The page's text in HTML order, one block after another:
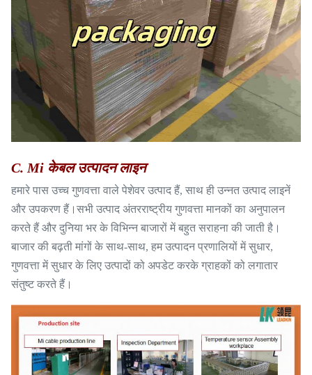
C. Mi केबल उत्पादन लाइन
हमारे पास उच्च गुणवत्ता वाले पेशेवर उत्पाद हैं, साथ ही उन्नत उत्पाद लाइनें
और उपकरण हैं।सभी उत्पाद अंतरराष्ट्रीय गुणवत्ता मानकों का अनुपालन
करते हैं और दुनिया भर के विभिन्न बाजारों में बहुत सराहना की जाती है।
बाजार की बढ़ती मांगों के साथ-साथ, हम उत्पादन प्रणालियों में सुधार,
गुणवत्ता में सुधार के लिए उत्पादों को अपडेट करके ग्राहकों को लगातार
संतुष्ट करते हैं।